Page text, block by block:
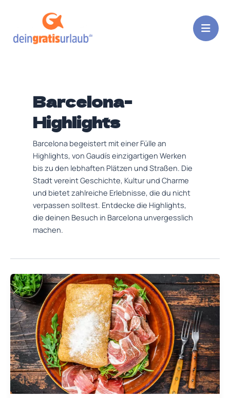
Barcelona-
Highlights
Barcelona begeistert mit einer Fülle an
Highlights, von Gaudís einzigartigen Werken
bis zu den lebhaften Plätzen und Straßen. Die
Stadt vereint Geschichte, Kultur und Charme
und bietet zahlreiche Erlebnisse, die du nicht
verpassen solltest. Entdecke die Highlights,
die deinen Besuch in Barcelona unvergesslich
machen.